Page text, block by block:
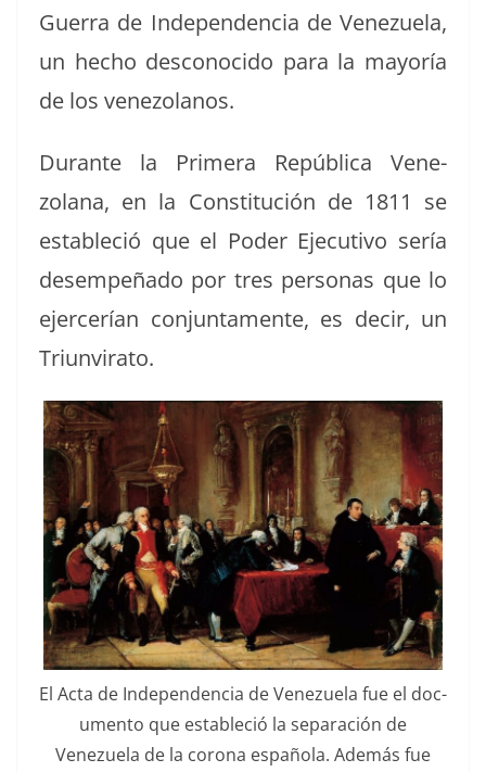
Guer­ra de Inde­pen­den­cia de Venezuela,
un hecho descono­ci­do para la may­oría
de los venezolanos.
Durante la Primera Repúbli­ca Vene­
zolana, en la Con­sti­tu­ción de 1811 se
estable­ció que el Poder Ejec­u­ti­vo sería
desem­peña­do por tres per­sonas que lo
ejercerían con­jun­ta­mente, es decir, un
Triunvirato.
El Acta de Inde­pen­den­cia de Venezuela fue el doc­
u­men­to que estable­ció la sep­a­ración de
Venezuela de la coro­na españo­la. Además fue